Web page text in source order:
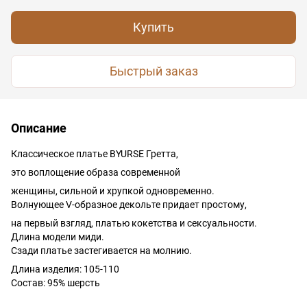
Купить
Быстрый заказ
Описание
Классическое платье BYURSE Гретта,
это воплощение образа современной
женщины, сильной и хрупкой одновременно.
Волнующее V-образное декольте придает простому,
на первый взгляд, платью кокетства и сексуальности.
Длина модели миди.
Сзади платье застегивается на молнию.
Длина изделия: 105-110
Состав: 95% шерсть